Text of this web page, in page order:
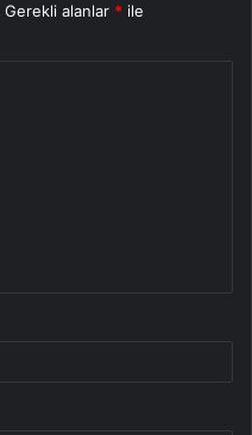
Gerekli alanlar * ile